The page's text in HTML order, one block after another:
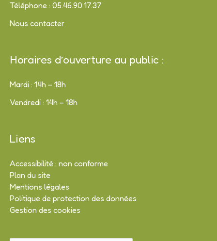
Téléphone : 05.46.90.17.37
Nous contacter
Horaires d’ouverture au public :
Mardi : 14h – 18h
Vendredi : 14h – 18h
Liens
Accessibilité : non conforme
Plan du site
Mentions légales
Politique de protection des données
Gestion des cookies